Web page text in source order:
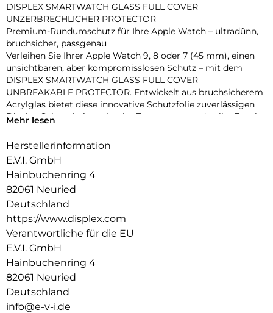
DISPLEX SMARTWATCH GLASS FULL COVER
UNZERBRECHLICHER PROTECTOR
Premium-Rundumschutz für Ihre Apple Watch – ultradünn,
bruchsicher, passgenau
Verleihen Sie Ihrer Apple Watch 9, 8 oder 7 (45 mm), einen
unsichtbaren, aber kompromisslosen Schutz – mit dem
DISPLEX SMARTWATCH GLASS FULL COVER
UNBREAKABLE PROTECTOR. Entwickelt aus bruchsicherem
Acrylglas bietet diese innovative Schutzfolie zuverlässigen
Display-Schutz bei maximaler Transparenz und voller Touch-
Dank des vollflächig haftenden Edge-to-Edge-Designs mit
ab – perfekt für sportliche Einsätze, den Alltag oder den
stilbewussten Nutzer. Eine High-Tech-Anti-Fingerprint-
Beschichtung schützt vor störenden Flecken und sorgt für
dauerhaft brillante Optik.
Die beiliegende Eco-Montagehilfe aus recyceltem PET (rPET)
macht die Anbringung zum Kinderspiel: einfach, sicher,
blasenfrei – ohne Werkzeug oder Klebstoffreste.
Produktvorteile im Überblick:
Unzerbrechliches, stoßdämpfendes Acrylglas
3D Edge-to-Edge Kontur für nahtlose Abdeckung
Ultradünn – volle Touch-, Wisch- und Buttonfunktion
Mehr lesen
Herstellerinformation
E.V.I. GmbH
Hainbuchenring 4
82061 Neuried
Deutschland
https://www.displex.com
Verantwortliche für die EU
E.V.I. GmbH
Hainbuchenring 4
82061 Neuried
Deutschland
info@e-v-i.de